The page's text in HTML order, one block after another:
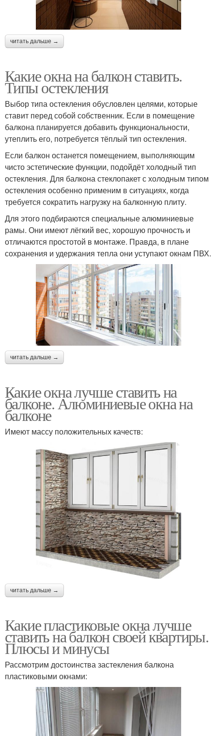
читать дальше →
Какие окна на балкон ставить.
Типы остекления
Выбор типа остекления обусловлен целями, которые
ставит перед собой собственник. Если в помещение
балкона планируется добавить функциональности,
утеплить его, потребуется тёплый тип остекления.
Если балкон останется помещением, выполняющим
чисто эстетические функции, подойдёт холодный тип
остекления. Для балкона стеклопакет с холодным типом
остекления особенно применим в ситуациях, когда
требуется сократить нагрузку на балконную плиту.
Для этого подбираются специальные алюминиевые
рамы. Они имеют лёгкий вес, хорошую прочность и
отличаются простотой в монтаже. Правда, в плане
сохранения и удержания тепла они уступают окнам ПВХ.
читать дальше →
Какие окна лучше ставить на
балконе. Алюминиевые окна на
балконе
Имеют массу положительных качеств:
читать дальше →
Какие пластиковые окна лучше
ставить на балкон своей квартиры.
Плюсы и минусы
Рассмотрим достоинства застекления балкона
пластиковыми окнами: